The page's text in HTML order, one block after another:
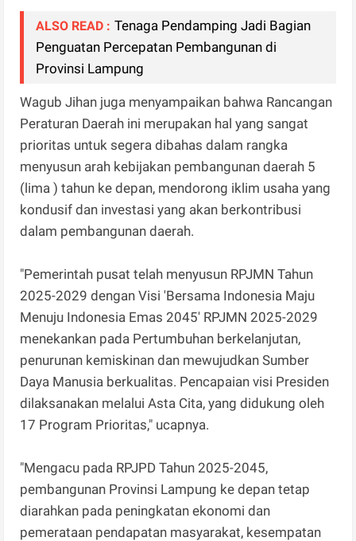
ALSO READ : Tenaga Pendamping Jadi Bagian
Penguatan Percepatan Pembangunan di
Provinsi Lampung
Wagub Jihan juga menyampaikan bahwa Rancangan
Peraturan Daerah ini merupakan hal yang sangat
prioritas untuk segera dibahas dalam rangka
menyusun arah kebijakan pembangunan daerah 5
(lima ) tahun ke depan, mendorong iklim usaha yang
kondusif dan investasi yang akan berkontribusi
dalam pembangunan daerah.
"Pemerintah pusat telah menyusun RPJMN Tahun
2025-2029 dengan Visi 'Bersama Indonesia Maju
Menuju Indonesia Emas 2045' RPJMN 2025-2029
menekankan pada Pertumbuhan berkelanjutan,
penurunan kemiskinan dan mewujudkan Sumber
Daya Manusia berkualitas. Pencapaian visi Presiden
dilaksanakan melalui Asta Cita, yang didukung oleh
17 Program Prioritas," ucapnya.
"Mengacu pada RPJPD Tahun 2025-2045,
pembangunan Provinsi Lampung ke depan tetap
diarahkan pada peningkatan ekonomi dan
pemerataan pendapatan masyarakat, kesempatan